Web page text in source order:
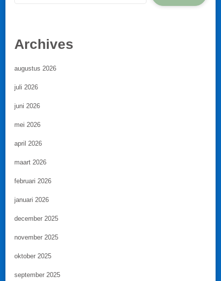
Archives
augustus 2026
juli 2026
juni 2026
mei 2026
april 2026
maart 2026
februari 2026
januari 2026
december 2025
november 2025
oktober 2025
september 2025